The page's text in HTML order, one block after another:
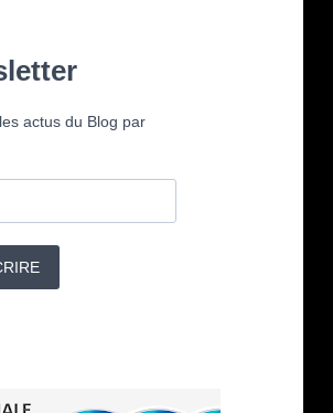
actus du Blog par